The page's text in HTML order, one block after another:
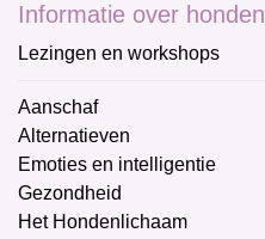
Informatie over honden
Lezingen en workshops
Aanschaf
Alternatieven
Emoties en intelligentie
Gezondheid
Het Hondenlichaam